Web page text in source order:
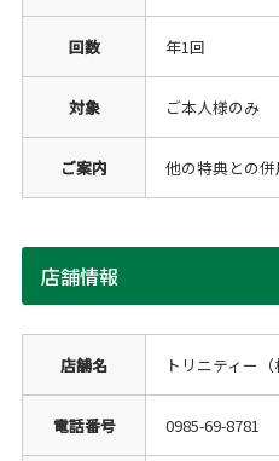
回数 年1回
対象 ご本人様のみ
ご案内 他の特典との
店舗情報
店舗名 トリニティー（
電話番号 0985-69-8781